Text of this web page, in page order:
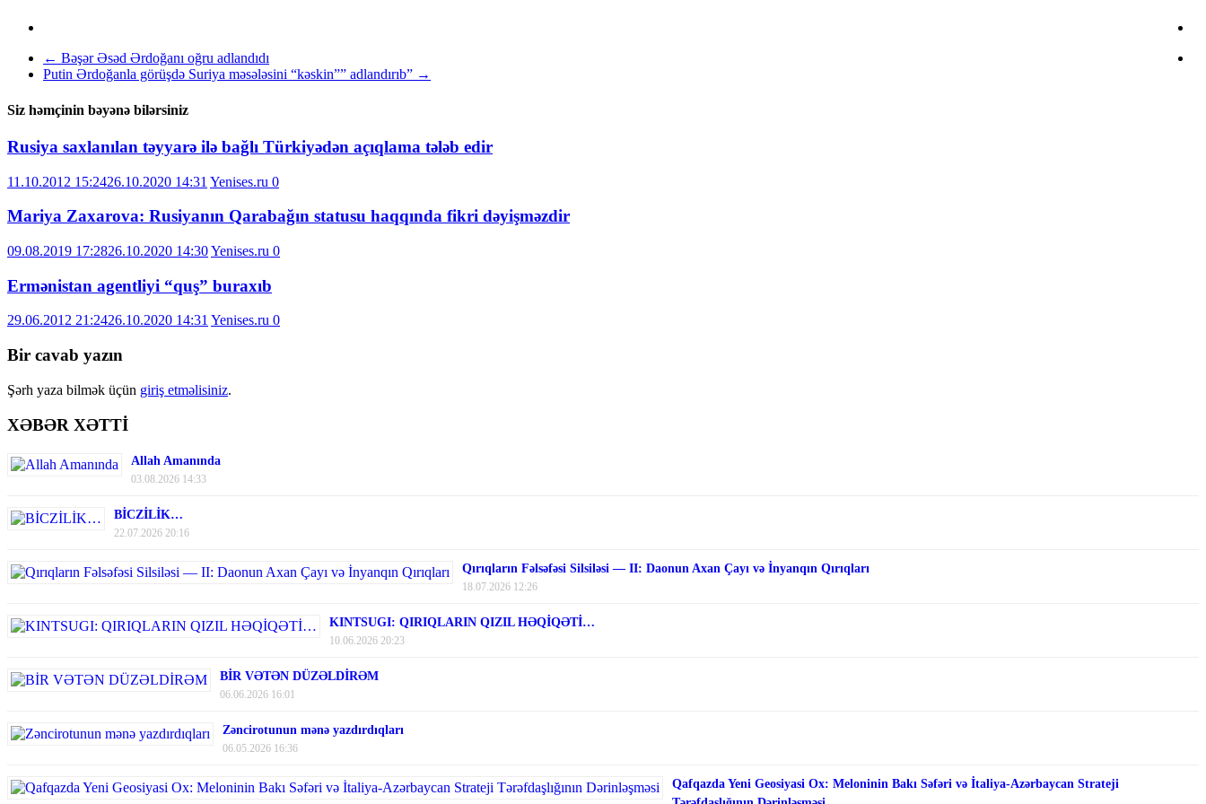
← Bəşər Əsəd Ərdoğanı oğru adlandıdı
Putin Ərdoğanla görüşdə Suriya məsələsini “kəskin”” adlandırıb” →
Siz həmçinin bəyənə bilərsiniz
Rusiya saxlanılan təyyarə ilə bağlı Türkiyədən açıqlama tələb edir
11.10.2012 15:2426.10.2020 14:31 Yenises.ru 0
Mariya Zaxarova: Rusiyanın Qarabağın statusu haqqında fikri dəyişməzdir
09.08.2019 17:2826.10.2020 14:30Yenises.ru 0
Ermənistan agentliyi “quş” buraxıb
29.06.2012 21:2426.10.2020 14:31 Yenises.ru 0
Bir cavab yazın
Şərh yaza bilmək üçün giriş etməlisiniz.
XƏBƏR XƏTTİ
Allah Amanında
03.08.2026 14:33
BİCZİLİK…
22.07.2026 20:16
Qırıqların Fəlsəfəsi Silsiləsi — II: Daonun Axan Çayı və İnyanqın Qırıqları
18.07.2026 12:26
KINTSUGI: QIRIQLARIN QIZIL HƏQİQƏTİ…
10.06.2026 20:23
BİR VƏTƏN DÜZƏLDİRƏM
06.06.2026 16:01
Zəncirotunun mənə yazdırdıqları
06.05.2026 16:36
Qafqazda Yeni Geosiyasi Ox: Meloninin Bakı Səfəri və İtaliya-Azərbaycan Strateji